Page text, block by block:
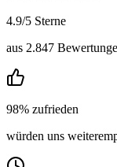
4.9/5 Sterne
aus 2.847
98% zufrieden
würden uns